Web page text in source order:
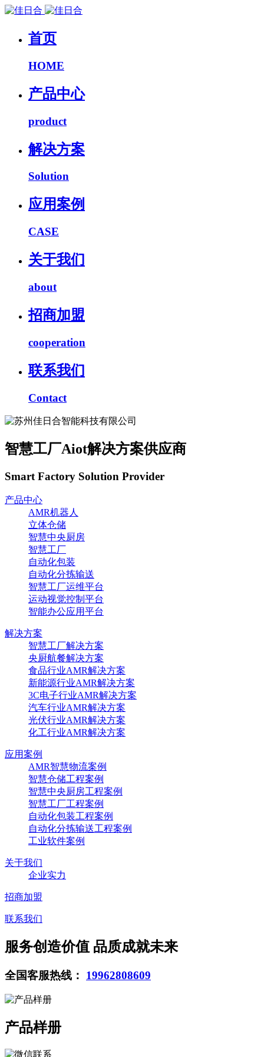
首页
HOME
产品中心
product
解决方案
Solution
应用案例
CASE
关于我们
about
招商加盟
cooperation
联系我们
Contact
智慧工厂Aiot解决方案供应商
Smart Factory Solution Provider
产品中心
AMR机器人
立体仓储
智慧中央厨房
智慧工厂
自动化包装
自动化分拣输送
智慧工厂运维平台
运动视觉控制平台
智能办公应用平台
解决方案
智慧工厂解决方案
央厨航餐解决方案
食品行业AMR解决方案
新能源行业AMR解决方案
3C电子行业AMR解决方案
汽车行业AMR解决方案
光伏行业AMR解决方案
化工行业AMR解决方案
应用案例
AMR智慧物流案例
智慧仓储工程案例
智慧中央厨房工程案例
智慧工厂工程案例
自动化包装工程案例
自动化分拣输送工程案例
工业软件案例
关于我们
企业实力
招商加盟
联系我们
服务创造价值 品质成就未来
全国客服热线： 19962808609
产品样册